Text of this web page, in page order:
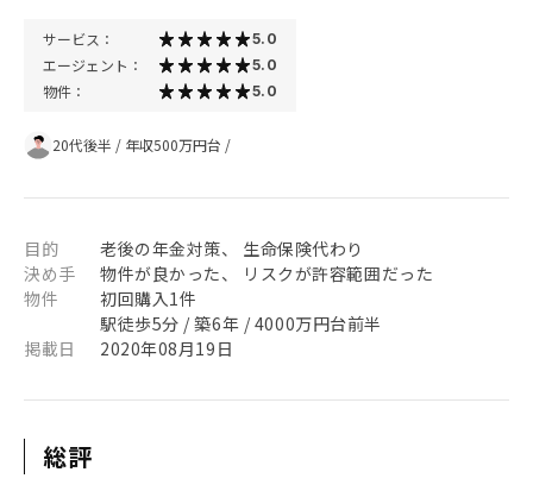
サービス： 5.0
エージェント： 5.0
物件： 5.0
20代後半 / 年収500万円台 /
目的
老後の年金対策、 生命保険代わり
決め手
物件が良かった、 リスクが許容範囲だった
物件
初回購入1件
駅徒歩5分 / 築6年 / 4000万円台前半
掲載日
2020年08月19日
総評